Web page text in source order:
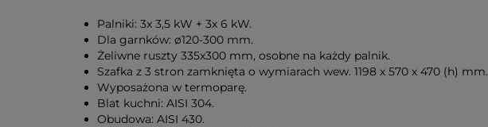
Palniki: 3x 3,5 kW + 3x 6 kW.
Dla garnków: ø120-300 mm.
Żeliwne ruszty 335x300 mm, osobne na każdy palnik.
Szafka z 3 stron zamknięta o wymiarach wew. 1198 x 570 x 470 (h) mm.
Wyposażona w termoparę.
Blat kuchni: AISI 304.
Obudowa: AISI 430.